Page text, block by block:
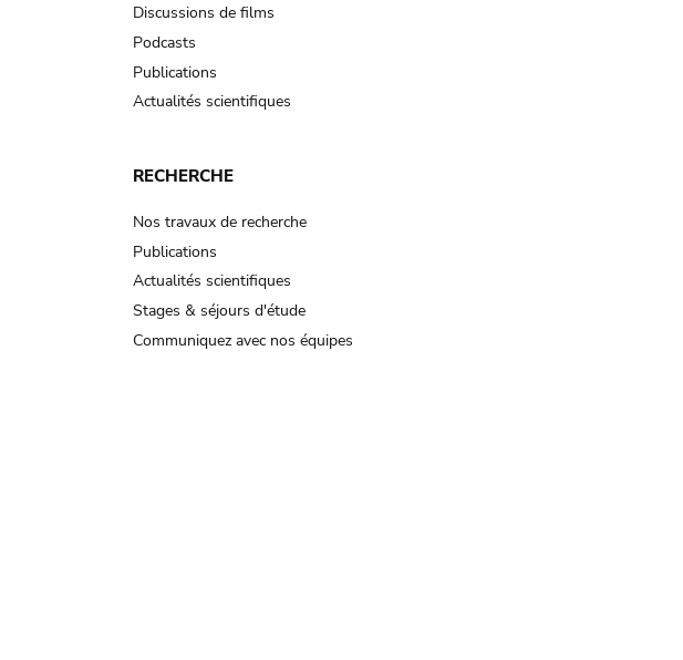
Discussions de films
Podcasts
Publications
Actualités scientifiques
RECHERCHE
Nos travaux de recherche
Publications
Actualités scientifiques
Stages & séjours d'étude
Communiquez avec nos équipes